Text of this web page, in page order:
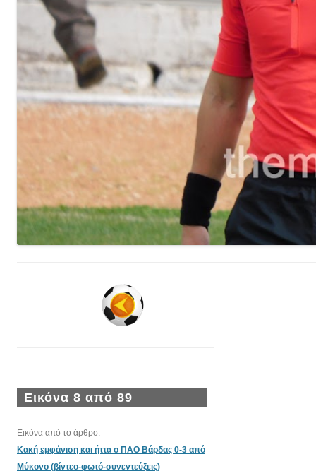
Εικόνα 8 από 89
Εικόνα από το άρθρο:
Κακή εμφάνιση και ήττα ο ΠΑΟ Βάρδας 0-3 από
Μύκονο (βίντεο-φωτό-συνεντεύξεις)